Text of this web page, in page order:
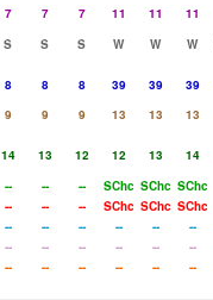
7 7 7 11 11 11
S S S W W W
8 8 8 39 39 39
9 9 9 13 13 13
14 13 12 12 13 14
-- -- -- SChc SChc SChc
-- -- -- SChc SChc SChc
-- -- -- -- -- --
-- -- -- -- -- --
-- -- -- -- -- --